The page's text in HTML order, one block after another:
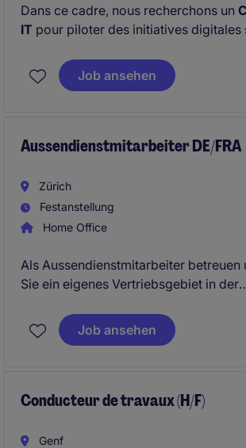
Dans ce cadre, nous recherchons un
IT pour piloter des initiatives digitales
l'organisation.Job ansehen
Aussendienstmitarbeiter DE/FRA
Zürich
Festanstellung
Home Office
Als Aussendienstmitarbeiter betreuen
Sie ein eigenes Vertriebsgebiet in der
Automatisierungs- und
kombinieren Sie aktive
Job ansehen
Conducteur de travaux (H/F)
Genf